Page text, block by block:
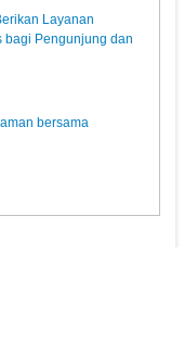
Layanan
bagi Pengunjung dan
bersama